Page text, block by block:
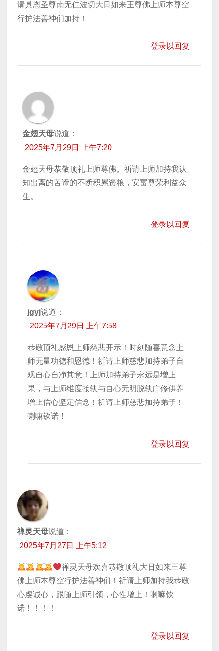
请具恩圣尊南无仁波切大日如来王尊佛上师本尊空
行护法善神们加持！
登录以回复
金翅天母说道：
2025年7月29日 上午7:20
金翅天母恭敬顶礼上师尊佛。祈请上师加持我认
知出离的苦谛的不断积累资粮，安富尊荣利益众
生。
登录以回复
jgyj说道：
2025年7月29日 上午7:58
恭敬顶礼感恩上师慈悲开示！时刻随喜意念上
师无量功德和恩德！祈请上师慈悲加持弟子自
观自心自净其意！上师加持弟子永远是増上
果，与上师维度接轨与自心无明脱轨广修供养
增上信心坚定信念！祈请上师慈悲加持弟子！
喇嘛钦诺！
登录以回复
禅灵天母说道：
2025年7月27日 上午5:12
禅灵天母欢喜恭敬顶礼大日如来王尊
佛上师本尊空行护法善神们！祈请上师加持我恭敬
心虔诚心，跟随上师引领，心性增上！喇嘛钦
诺！！！！
登录以回复